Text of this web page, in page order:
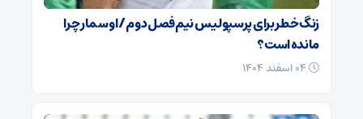
زنگ خطر برای پرسپولیس نیم‌فصل دوم / اوسمار چرا
مانده است؟